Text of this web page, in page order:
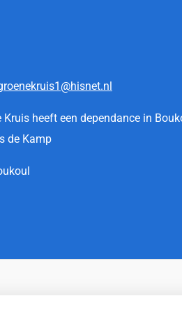
heeft een dependance in
de Kamp